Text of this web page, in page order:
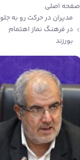
صفحه اصلی
مدیران در حرکت رو به جلو
در فرهنگ نماز اهتمام
بورزند